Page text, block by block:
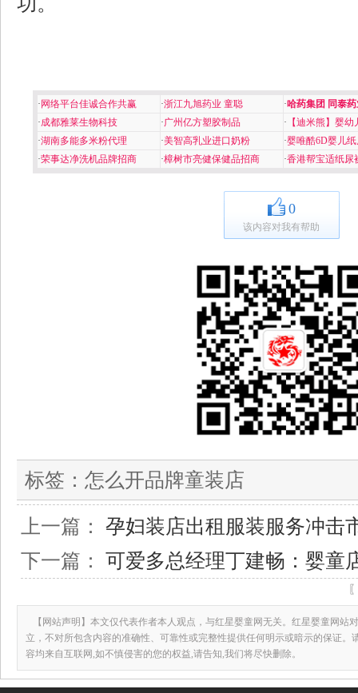
· 网络平台佳诚合作共赢 ·浙江九旭药业 童聪 ·哈药集团 同泰
·成都雅莱生物科技 ·广州亿方塑胶制品 · 【迪米熊】婴幼
·湖南多能多米粉代理 ·美智高乳业进口奶粉 ·婴唯酷6D婴儿
·荣事达净洗机品牌招商 ·樟树市亮健保健品招商 ·香港帮宝适纸尿
0
该内容对我有帮助
标签： 怎么开品牌童装店
上一篇： 孕妇装店出租服装服务冲击
下一篇： 可爱多总经理丁建畅：婴童
【网站声明】本文仅代表作者本人观点，与红星婴童网无关。红星婴童网站
立，不对所包含内容的准确性、可靠性或完整性提供任何明示或暗示的保证。
容均来自互联网,如不慎侵害的您的权益,请告知,我们将尽快删除。